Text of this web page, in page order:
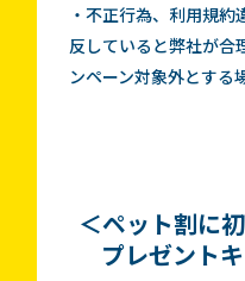
・不正行為、利用規
反していると弊社が合
ンペーン対象外とする
＜ペット割に
プレゼント